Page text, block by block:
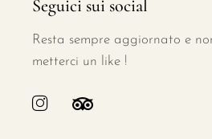
Seguici sui social
Resta sempre aggiornato e
metterci un like !